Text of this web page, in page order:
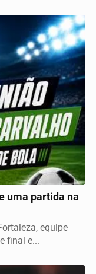
uma partida na
equipe
final e...